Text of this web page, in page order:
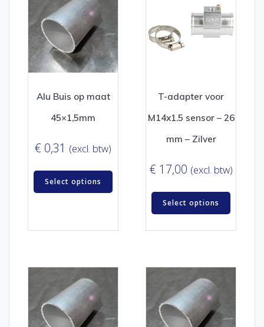
Alu Buis op maat
45×1,5mm
€ 0,31 (excl. btw)
Select options
T-adapter voor
M14x1.5 sensor – 26
mm – Zilver
€ 17,00 (excl. btw)
Select options